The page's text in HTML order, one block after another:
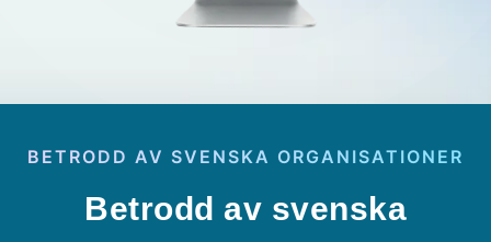
BETRODD AV SVENSKA ORGANISATIONER
Betrodd av svenska